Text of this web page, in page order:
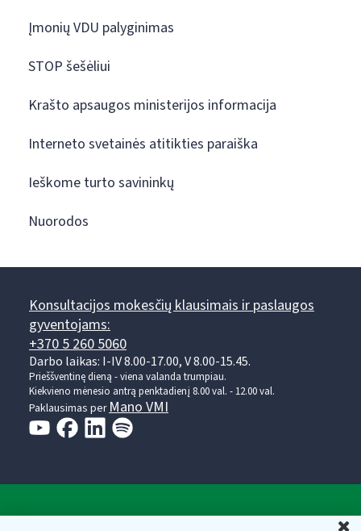
Įmonių VDU palyginimas
STOP šešėliui
Krašto apsaugos ministerijos informacija
Interneto svetainės atitikties paraiška
Ieškome turto savininkų
Nuorodos
Konsultacijos mokesčių klausimais ir paslaugos
gyventojams:
+370 5 260 5060
Darbo laikas: I-IV 8.00-17.00, V 8.00-15.45.
Prieššventinę dieną - viena valanda trumpiau.
Kiekvieno mėnesio antrą penktadienį 8.00 val. - 12.00 val.
Paklausimas per Mano VMI